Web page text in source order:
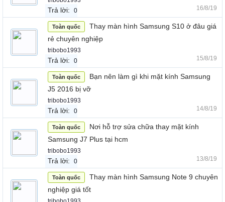
Trả lời: 0 16/8/19
Toàn quốc
Thay màn hình Samsung S10 ở đâu giá
rẻ chuyên nghiệp
tribobo1993
Trả lời: 0 15/8/19
Toàn quốc
Bạn nên làm gì khi mặt kính Samsung
J5 2016 bị vỡ
tribobo1993
Trả lời: 0 14/8/19
Toàn quốc
Nơi hỗ trợ sửa chữa thay mặt kính
Samsung J7 Plus tại hcm
tribobo1993
Trả lời: 0 13/8/19
Toàn quốc
Thay màn hình Samsung Note 9 chuyên
nghiệp giá tốt